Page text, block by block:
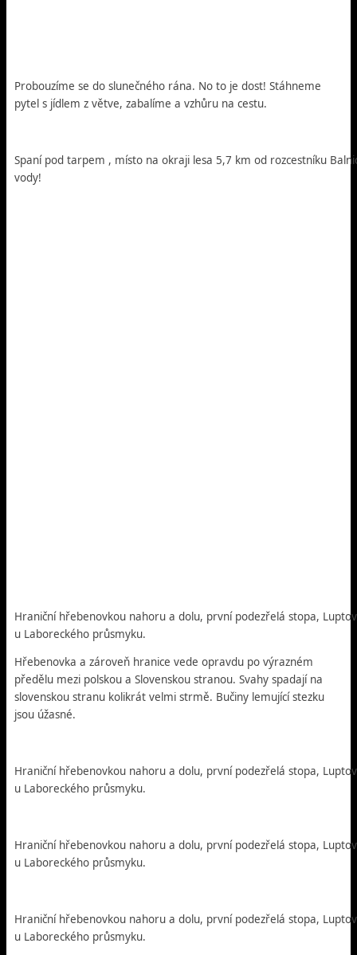
Probouzíme se do slunečného rána. No to je dost! Stáhneme
pytel s jídlem z větve, zabalíme a vzhůru na cestu.
Spaní pod tarpem , místo na okraji lesa 5,7 km od rozcestníku
vody!
Hraniční hřebenovkou nahoru a dolu, první podezřelá stopa,
u Laboreckého průsmyku.
Hřebenovka a zároveň hranice vede opravdu po výrazném
předělu mezi polskou a Slovenskou stranou. Svahy spadají na
slovenskou stranu kolikrát velmi strmě. Bučiny lemující stezku
jsou úžasné.
Hraniční hřebenovkou nahoru a dolu, první podezřelá stopa,
u Laboreckého průsmyku.
Hraniční hřebenovkou nahoru a dolu, první podezřelá stopa,
u Laboreckého průsmyku.
Hraniční hřebenovkou nahoru a dolu, první podezřelá stopa,
u Laboreckého průsmyku.